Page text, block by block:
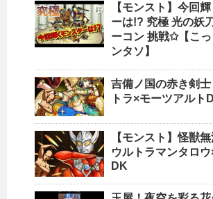
【モンスト】今回
ーは!? 究極 光の妖
ーコン 挑戦✩【こ
ンタソ】
吉備ノ国の赤き剣
トラ×モーツアルト
【モンスト】怪獣
ウルトラマンタロ
DK